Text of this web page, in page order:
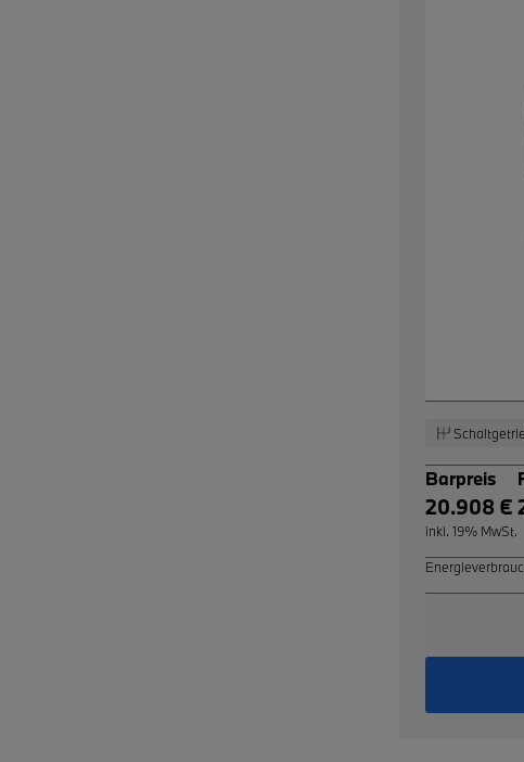
Barpreis
20.908 €
inkl. 19% MwSt.